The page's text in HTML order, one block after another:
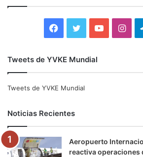
e
o
o
t
e
r
b
e
I
g
r
Tweets de YVKE Mundial
Tweets de YVKE Mundial
Noticias Recientes
Aeropuerto
reactiva operaciones